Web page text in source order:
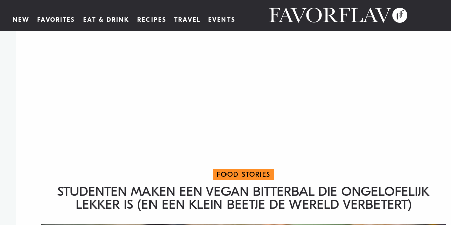
NEW FAVORITES EAT & DRINK RECIPES TRAVEL EVENTS
FOOD STORIES
STUDENTEN MAKEN EEN VEGAN BITTERBAL DIE ONGELOFELIJK
LEKKER IS (EN EEN KLEIN BEETJE DE WERELD VERBETERT)